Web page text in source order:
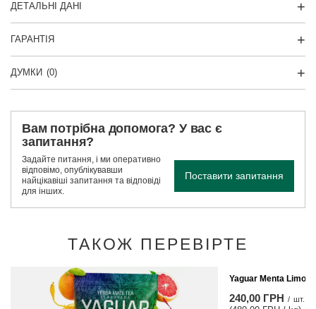
ДЕТАЛЬНІ ДАНІ
ГАРАНТІЯ
ДУМКИ (0)
Вам потрібна допомога? У вас є
запитання?
Задайте питання, і ми оперативно
відповімо, опублікувавши
найцікавіші запитання та відповіді
для інших.
Поставити запитання
ТАКОЖ ПЕРЕВІРТЕ
Yaguar Menta Limon
240,00 ГРН / шт.